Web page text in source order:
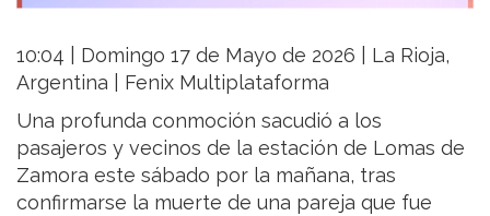
10:04 | Domingo 17 de Mayo de 2026 | La Rioja,
Argentina | Fenix Multiplataforma
Una profunda conmoción sacudió a los
pasajeros y vecinos de la estación de Lomas de
Zamora este sábado por la mañana, tras
confirmarse la muerte de una pareja que fue